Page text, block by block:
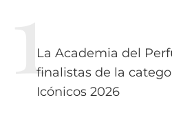
La Academia del
finalistas de la
Icónicos 2026